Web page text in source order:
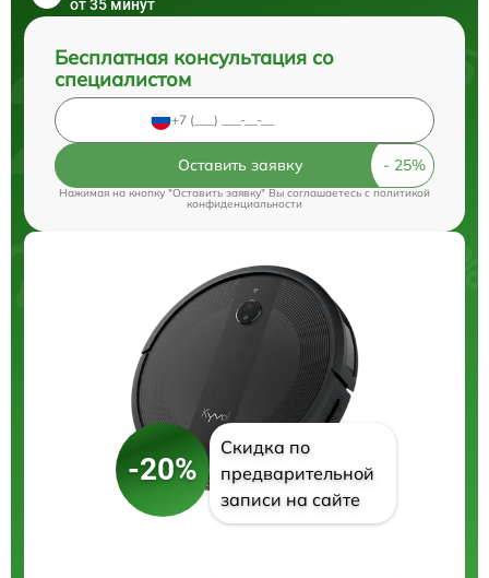
от 35 минут
Бесплатная консультация со
специалистом
Оставить заявку
Нажимая на кнопку "Оставить заявку" Вы соглашаетесь cполитикой
конфиденциальности
-20%
Скидка по
предварительной
записи на сайте